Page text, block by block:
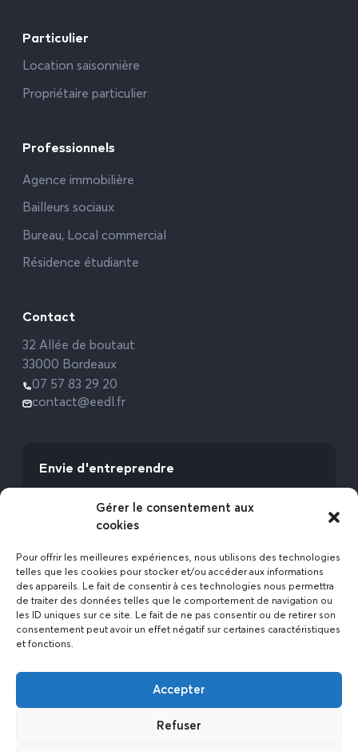
Gérer le consentement aux
cookies
Pour offrir les meilleures expériences, nous utilisons des technologies
telles que les cookies pour stocker et/ou accéder aux informations
des appareils. Le fait de consentir à ces technologies nous permettra
de traiter des données telles que le comportement de navigation ou
les ID uniques sur ce site. Le fait de ne pas consentir ou de retirer son
consentement peut avoir un effet négatif sur certaines caractéristiques
et fonctions.
Accepter
Refuser
Particulier
Location saisonnière
Propriétaire particulier
Professionnels
Agence immobilière
Bailleurs sociaux
Bureau, Local commercial
Résidence étudiante
Contact
32 Allée de boutaut
33000 Bordeaux
07 57 83 29 20
contact@eedl.fr
Envie d'entreprendre
avec l’Expert Etat des Lieux !
Rejoignez-nous
Politique de confidentialité